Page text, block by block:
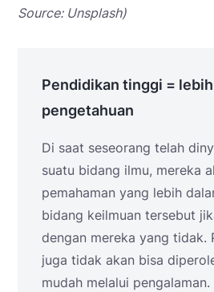
Source: Unsplash)
Pendidikan tinggi =
pengetahuan
Di saat seseorang telah
suatu bidang ilmu, mereka
pemahaman yang lebih
bidang keilmuan tersebut
dengan mereka yang tidak.
juga tidak akan bisa
mudah melalui pengalaman.